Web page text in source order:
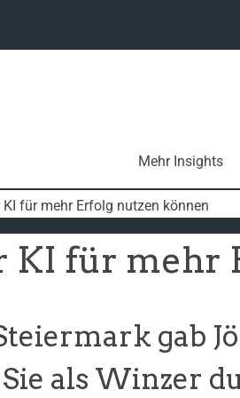
Mehr Insights
für mehr Erfolg nutzen können
für mehr
gab
als Winzer